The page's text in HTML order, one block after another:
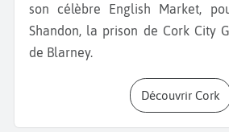
son célèbre English Market,
Shandon, la prison de Cork City
de Blarney.
Découvrir Cork